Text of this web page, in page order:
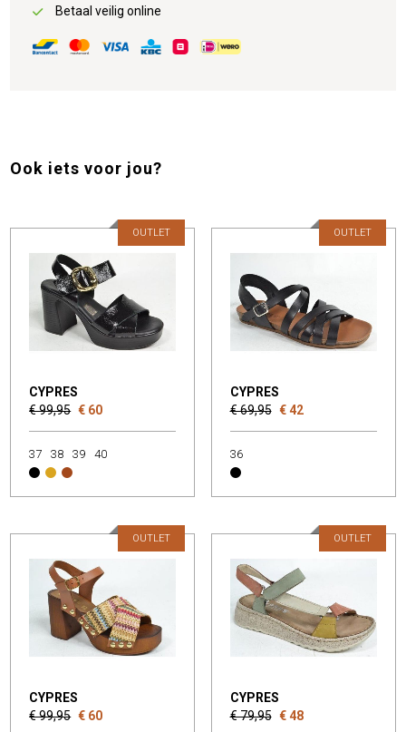
Betaal veilig online
Ook iets voor jou?
CYPRES
€ 99,95 € 60
OUTLET
37 38 39 40
CYPRES
€ 69,95 € 42
OUTLET
36
CYPRES
€ 99,95 € 60
OUTLET
CYPRES
€ 79,95 € 48
OUTLET